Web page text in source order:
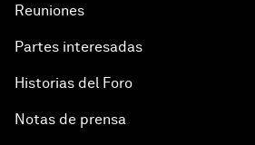
Reuniones
Partes interesadas
Historias del Foro
Notas de prensa